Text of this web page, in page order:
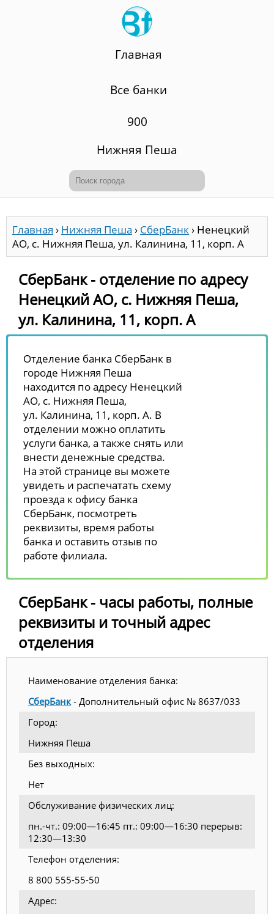
Главная
Все банки
900
Нижняя Пеша
Главная › Нижняя Пеша › СберБанк› Ненецкий
АО, с. Нижняя Пеша, ул. Калинина, 11, корп. А
СберБанк - отделение по адресу
Ненецкий АО, с. Нижняя Пеша,
ул. Калинина, 11, корп. А
Отделение банка СберБанк в
городе Нижняя Пеша
находится по адресу Ненецкий
АО, с. Нижняя Пеша,
ул. Калинина, 11, корп. А. В
отделении можно оплатить
услуги банка, а также снять или
внести денежные средства.
На этой странице вы можете
увидеть и распечатать схему
проезда к офису банка
СберБанк, посмотреть
реквизиты, время работы
банка и оставить отзыв по
работе филиала.
СберБанк - часы работы, полные
реквизиты и точный адрес
отделения
Наименование отделения банка:
СберБанк - Дополнительный офис № 8637/033
Город:
Нижняя Пеша
Без выходных:
Нет
Обслуживание физических лиц:
пн.-чт.: 09:00—16:45 пт.: 09:00—16:30 перерыв:
12:30—13:30
Телефон отделения:
8 800 555-55-50
Адрес: